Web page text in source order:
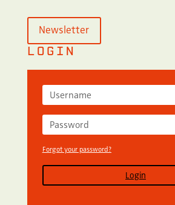
Newsletter
LOGIN
Forgot your password?
Login